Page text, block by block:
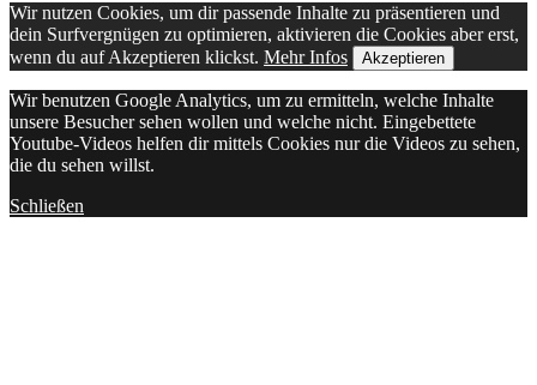
Wir nutzen Cookies, um dir passende Inhalte zu präsentieren und
dein Surfvergnügen zu optimieren, aktivieren die Cookies aber erst,
wenn du auf Akzeptieren klickst. Mehr Infos Akzeptieren
Wir benutzen Google Analytics, um zu ermitteln, welche Inhalte
unsere Besucher sehen wollen und welche nicht. Eingebettete
Youtube-Videos helfen dir mittels Cookies nur die Videos zu sehen,
die du sehen willst.
Schließen